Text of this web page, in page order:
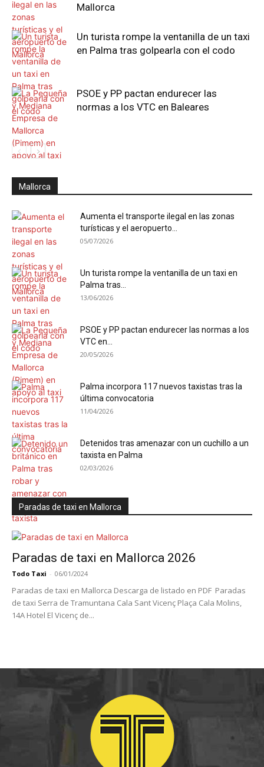
Mallorca
Un turista rompe la ventanilla de un taxi
en Palma tras golpearla con el codo
PSOE y PP pactan endurecer las
normas a los VTC en Baleares
Mallorca
Aumenta el transporte ilegal en las zonas
turísticas y el aeropuerto...
05/07/2026
Un turista rompe la ventanilla de un taxi en
Palma tras...
13/06/2026
PSOE y PP pactan endurecer las normas a los
VTC en...
20/05/2026
Palma incorpora 117 nuevos taxistas tras la
última convocatoria
11/04/2026
Detenidos tras amenazar con un cuchillo a un
taxista en Palma
02/03/2026
Paradas de taxi en Mallorca
Paradas de taxi en Mallorca 2026
Todo Taxi - 06/01/2024
Paradas de taxi en Mallorca Descarga de listado en PDF Paradas
de taxi Serra de Tramuntana Cala Sant Vicenç Plaça Cala Molins,
14A Hotel El Vicenç de...